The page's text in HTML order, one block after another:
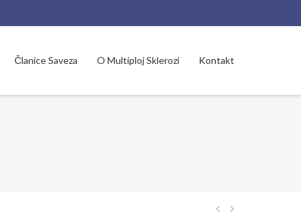
Članice Saveza O Multiploj Sklerozi Kontakt
Navigacija